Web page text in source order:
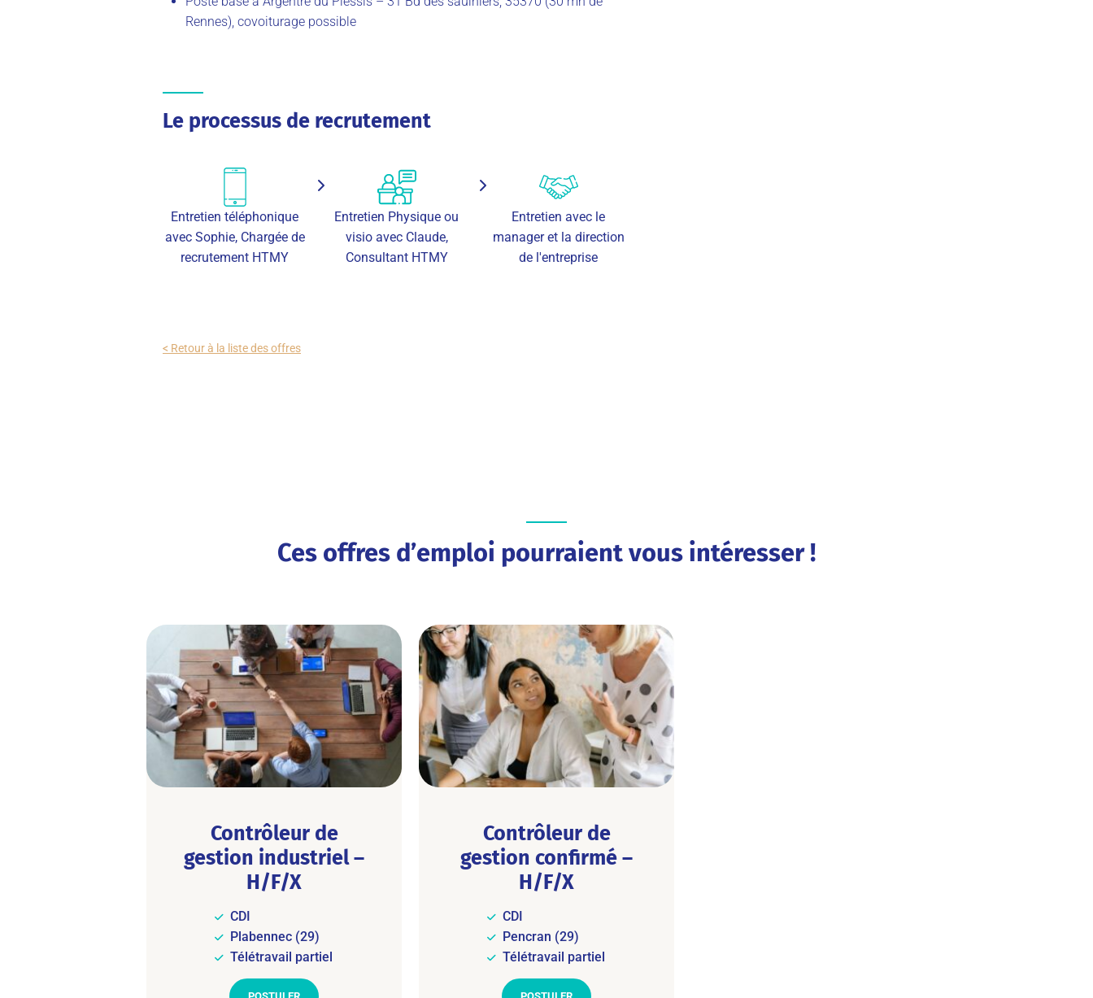
Rennes), covoiturage possible
Le processus de recrutement
Entretien téléphonique
avec Sophie, Chargée de
recrutement HTMY
Entretien Physique ou
visio avec Claude,
Consultant HTMY
Entretien avec le
manager et la direction
de l'entreprise
< Retour à la liste des offres
Ces offres d’emploi pourraient vous intéresser !
Contrôleur de
gestion industriel –
H/F/X
CDI
Plabennec (29)
Télétravail partiel
Contrôleur de
gestion confirmé –
H/F/X
CDI
Pencran (29)
Télétravail partiel